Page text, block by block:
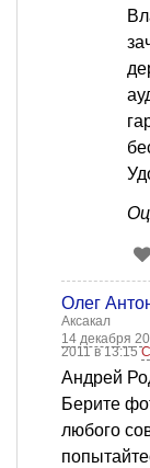
Олег
Аксакал
14 декабря
2011 в 13:15
Андрей
Берите
любого